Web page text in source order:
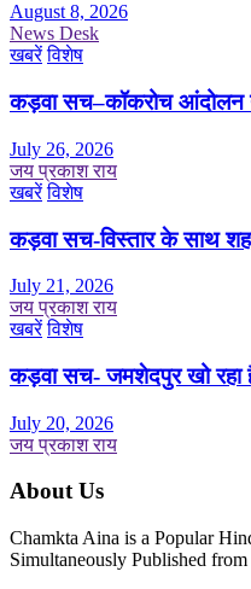
August 8, 2026
News Desk
खबरें विशेष
कड़वा सच–कॉकरोच आंदोलन
July 26, 2026
जय प्रकाश राय
खबरें विशेष
कड़वा सच-विस्तार के साथ
July 21, 2026
जय प्रकाश राय
खबरें विशेष
कड़वा सच- जमशेदपुर खो रहा
July 20, 2026
जय प्रकाश राय
About Us
Chamkta Aina is a Popular
Simultaneously Published